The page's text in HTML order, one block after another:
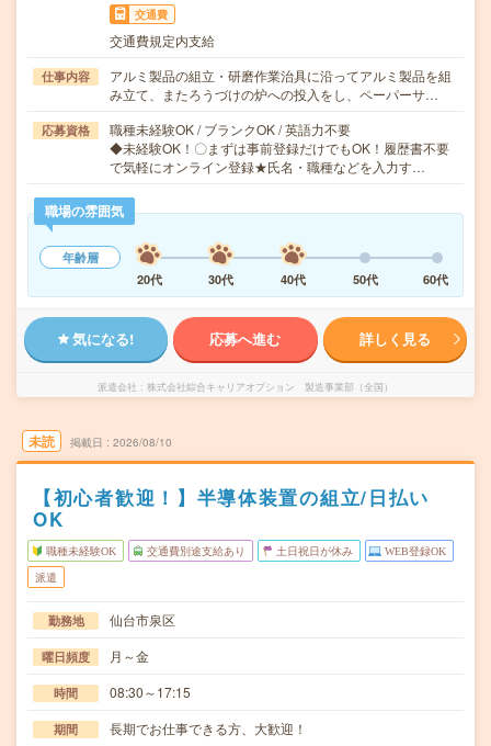
交通費
交通費規定内支給
仕事内容
アルミ製品の組立・研磨作業治具に沿ってアルミ製品を組
み立て、またろうづけの炉への投入をし、ペーパーサ…
応募資格
職種未経験OK / ブランクOK / 英語力不要
◆未経験OK！〇まずは事前登録だけでもOK！履歴書不要
で気軽にオンライン登録★氏名・職種などを入力す…
職場の雰囲気
年齢層
20代
30代 40代 50代 60代
気になる! 応募へ進む 詳しく見る
派遣会社 株式会社綜合キャリアオプション 製造事業部（全国）
未読 掲載日 2026/08/10
【初心者歓迎！】半導体装置の組立/日払い
OK
職種未経験OK 交通費別途支給あり 土日祝日が休み WEB登録OK
派遣
勤務地 仙台市泉区
曜日頻度 月～金
時間 08:30～17:15
期間 長期でお仕事できる方、大歓迎！